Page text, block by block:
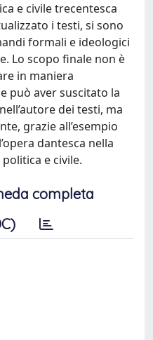
e civile trecentesca
i testi, si sono
formali e ideologici
Lo scopo finale non è
in maniera
può aver suscitato la
dei testi, ma
grazie all’esempio
dantesca nella
e civile.
completa